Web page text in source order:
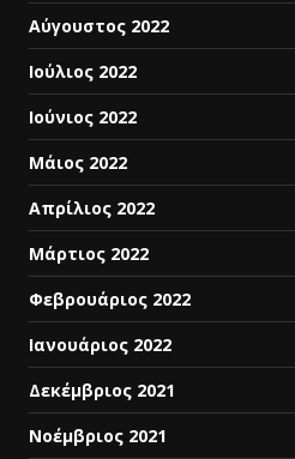
Αύγουστος 2022
Ιούλιος 2022
Ιούνιος 2022
Μάιος 2022
Απρίλιος 2022
Μάρτιος 2022
Φεβρουάριος 2022
Ιανουάριος 2022
Δεκέμβριος 2021
Νοέμβριος 2021